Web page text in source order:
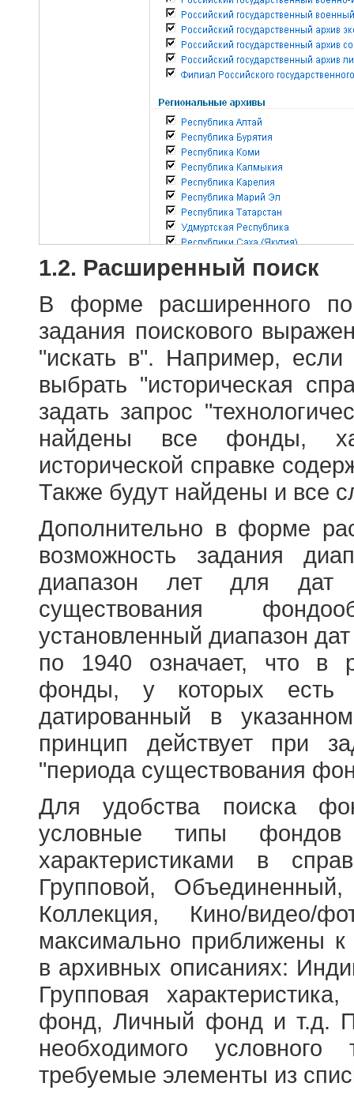
1.2. Расширенный поиск
В форме расширенного
задания поискового
"искать в". Например,
выбрать "историческая
задать запрос
найдены все фонды,
исторической справке
Также будут найдены и все
Дополнительно в форме
возможность задания
диапазон лет для
существования
установленный диапазон
по 1940 означает, что в
фонды, у которых есть
датированный в
принцип действует при
"периода существования
Для удобства поиска
условные типы
характеристиками в
Групповой,
Коллекция, Кино/
максимально приближены
в архивных описаниях:
Групповая
фонд, Личный фонд и т.д.
необходимого
требуемые элементы из